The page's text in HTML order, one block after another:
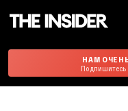
НАМ
Подпишитесь